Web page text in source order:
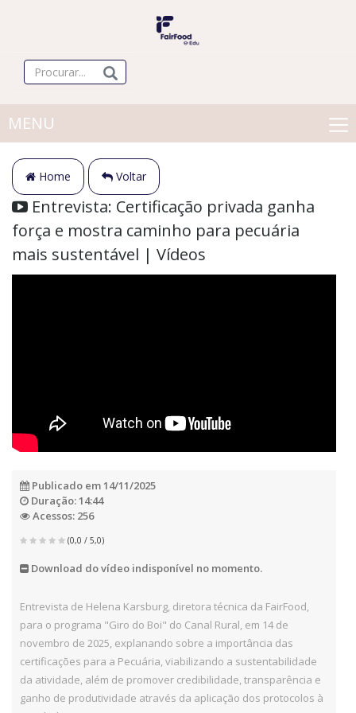
MENU
Home Voltar
Entrevista: Certificação privada ganha
força e mostra caminho para pecuária
mais sustentável | Vídeos
Publicado em 14/11/2025
Duração: 14:44
Acessos: 256
(0,0 / 5,0)
Download do vídeo indisponível no momento.
Entrevista de Helena Karsburg, diretora técnica da FairFood,
para o programa "Giro do Boi" do Canal Rural, em 14 de
novembro de 2025, explanando sobre a importância das
certificações para a Pecuária, viabilizando a sustentabilidade
da atividade, além de promover credibilidade, transparência e
ganho de produtividade através da aplicação dos protocolos à